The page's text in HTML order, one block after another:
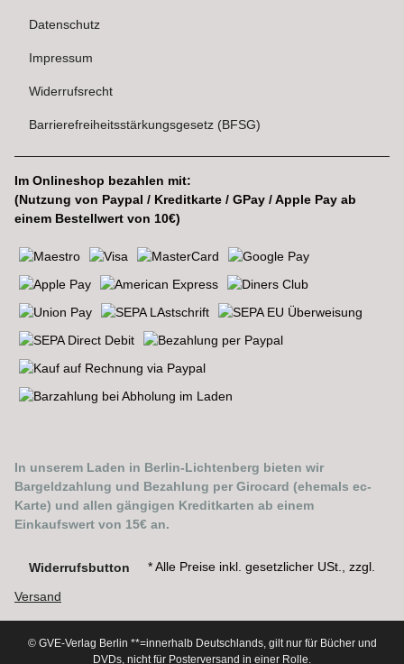
Datenschutz
Impressum
Widerrufsrecht
Barrierefreiheitsstärkungsgesetz (BFSG)
Im Onlineshop bezahlen mit:
(Nutzung von Paypal / Kreditkarte / GPay / Apple Pay ab
einem Bestellwert von 10€)
In unserem Laden in Berlin-Lichtenberg bieten wir
Bargeldzahlung und Bezahlung per Girocard (ehemals ec-
Karte) und allen gängigen Kreditkarten ab einem
Einkaufswert von 15€ an.
Widerrufsbutton * Alle Preise inkl. gesetzlicher USt., zzgl.
Versand
© GVE-Verlag Berlin **=innerhalb Deutschlands, gilt nur für Bücher und
DVDs, nicht für Posterversand in einer Rolle.